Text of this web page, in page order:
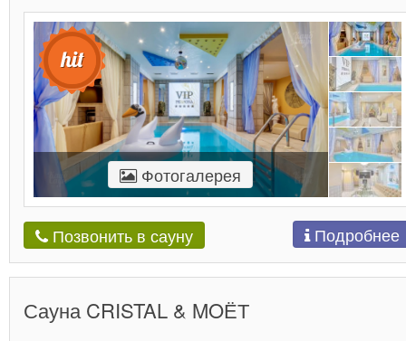
Фотогалерея
Позвонить в сауну Подробнее
Сауна CRISTAL & MOЁТ